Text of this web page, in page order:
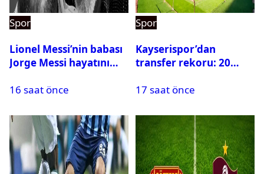
Spor
Lionel Messi’nin babası
Jorge Messi hayatını
16 saat önce
Spor
Kayserispor’dan
transfer rekoru: 20
17 saat önce